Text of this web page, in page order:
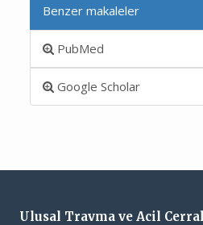
Benzer makaleler
PubMed
Google Scholar
Ulusal Travma ve Acil